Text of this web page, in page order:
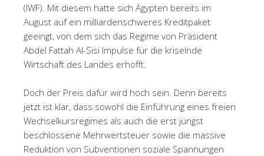
(IWF). Mit diesem hatte sich Ägypten bereits im
August auf ein milliardenschweres Kreditpaket
geeingt, von dem sich das Regime von Präsident
Abdel Fattah Al-Sisi Impulse für die kriselnde
Wirtschaft des Landes erhofft.
Doch der Preis dafür wird hoch sein. Denn bereits
jetzt ist klar, dass sowohl die Einführung eines freien
Wechselkursregimes als auch die erst jüngst
beschlossene Mehrwertsteuer sowie die massive
Reduktion von Subventionen soziale Spannungen